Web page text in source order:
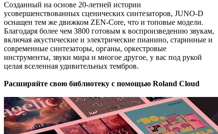
Созданный на основе 20-летней истории
усовершенствованных сценических синтезаторов, JUNO-D
оснащен тем же движком ZEN-Core, что и топовые модели.
Благодаря более чем 3800 готовым к воспроизведению звукам,
включая акустические и электрические пианино, старинные и
современные синтезаторы, органы, оркестровые
инструменты, звуки мира и многое другое, у вас под рукой
целая вселенная удивительных тембров.
Расширяйте свою библиотеку с помощью Roland Cloud